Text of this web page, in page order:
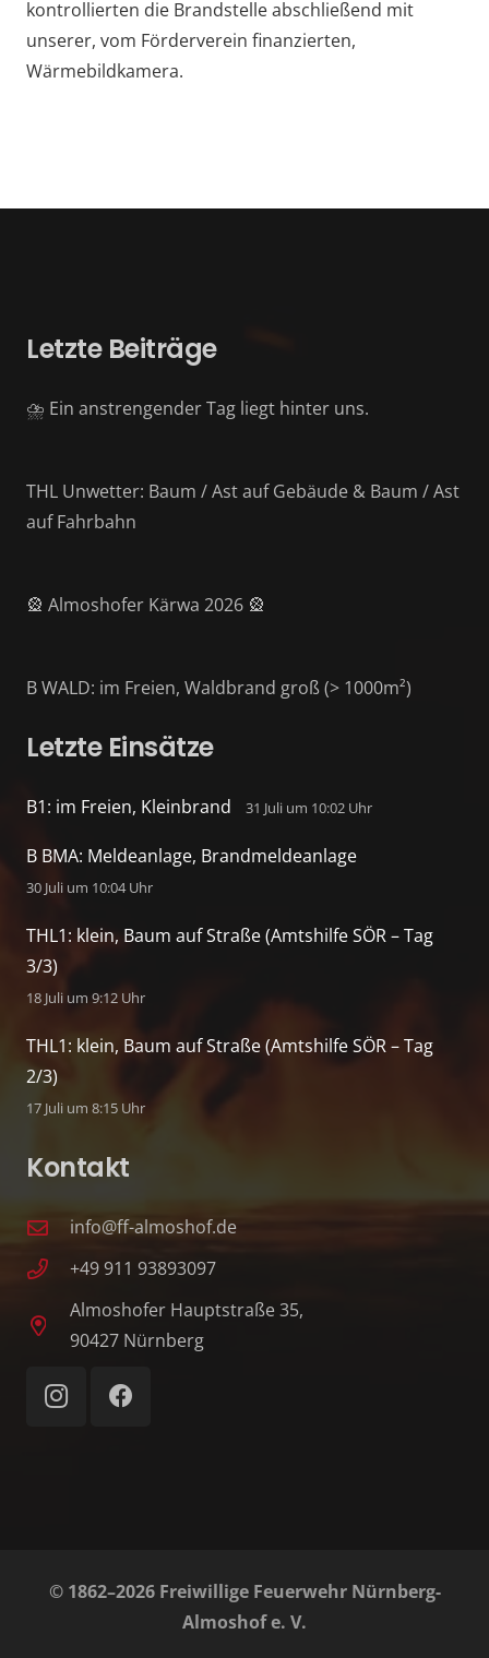
kontrollierten die Brandstelle abschließend mit
unserer, vom Förderverein finanzierten,
Wärmebildkamera.
Letzte Beiträge
⛈️ Ein anstrengender Tag liegt hinter uns.
THL Unwetter: Baum / Ast auf Gebäude & Baum / Ast
auf Fahrbahn
🎡 Almoshofer Kärwa 2026 🎡
B WALD: im Freien, Waldbrand groß (> 1000m²)
Letzte Einsätze
B1: im Freien, Kleinbrand 31 Juli um 10:02 Uhr
B BMA: Meldeanlage, Brandmeldeanlage
30 Juli um 10:04 Uhr
THL1: klein, Baum auf Straße (Amtshilfe SÖR – Tag
3/3)
18 Juli um 9:12 Uhr
THL1: klein, Baum auf Straße (Amtshilfe SÖR – Tag
2/3)
17 Juli um 8:15 Uhr
Kontakt
info@ff-almoshof.de
+49 911 93893097
Almoshofer Hauptstraße 35,
90427 Nürnberg
© 1862–2026 Freiwillige Feuerwehr Nürnberg-
Almoshof e. V.